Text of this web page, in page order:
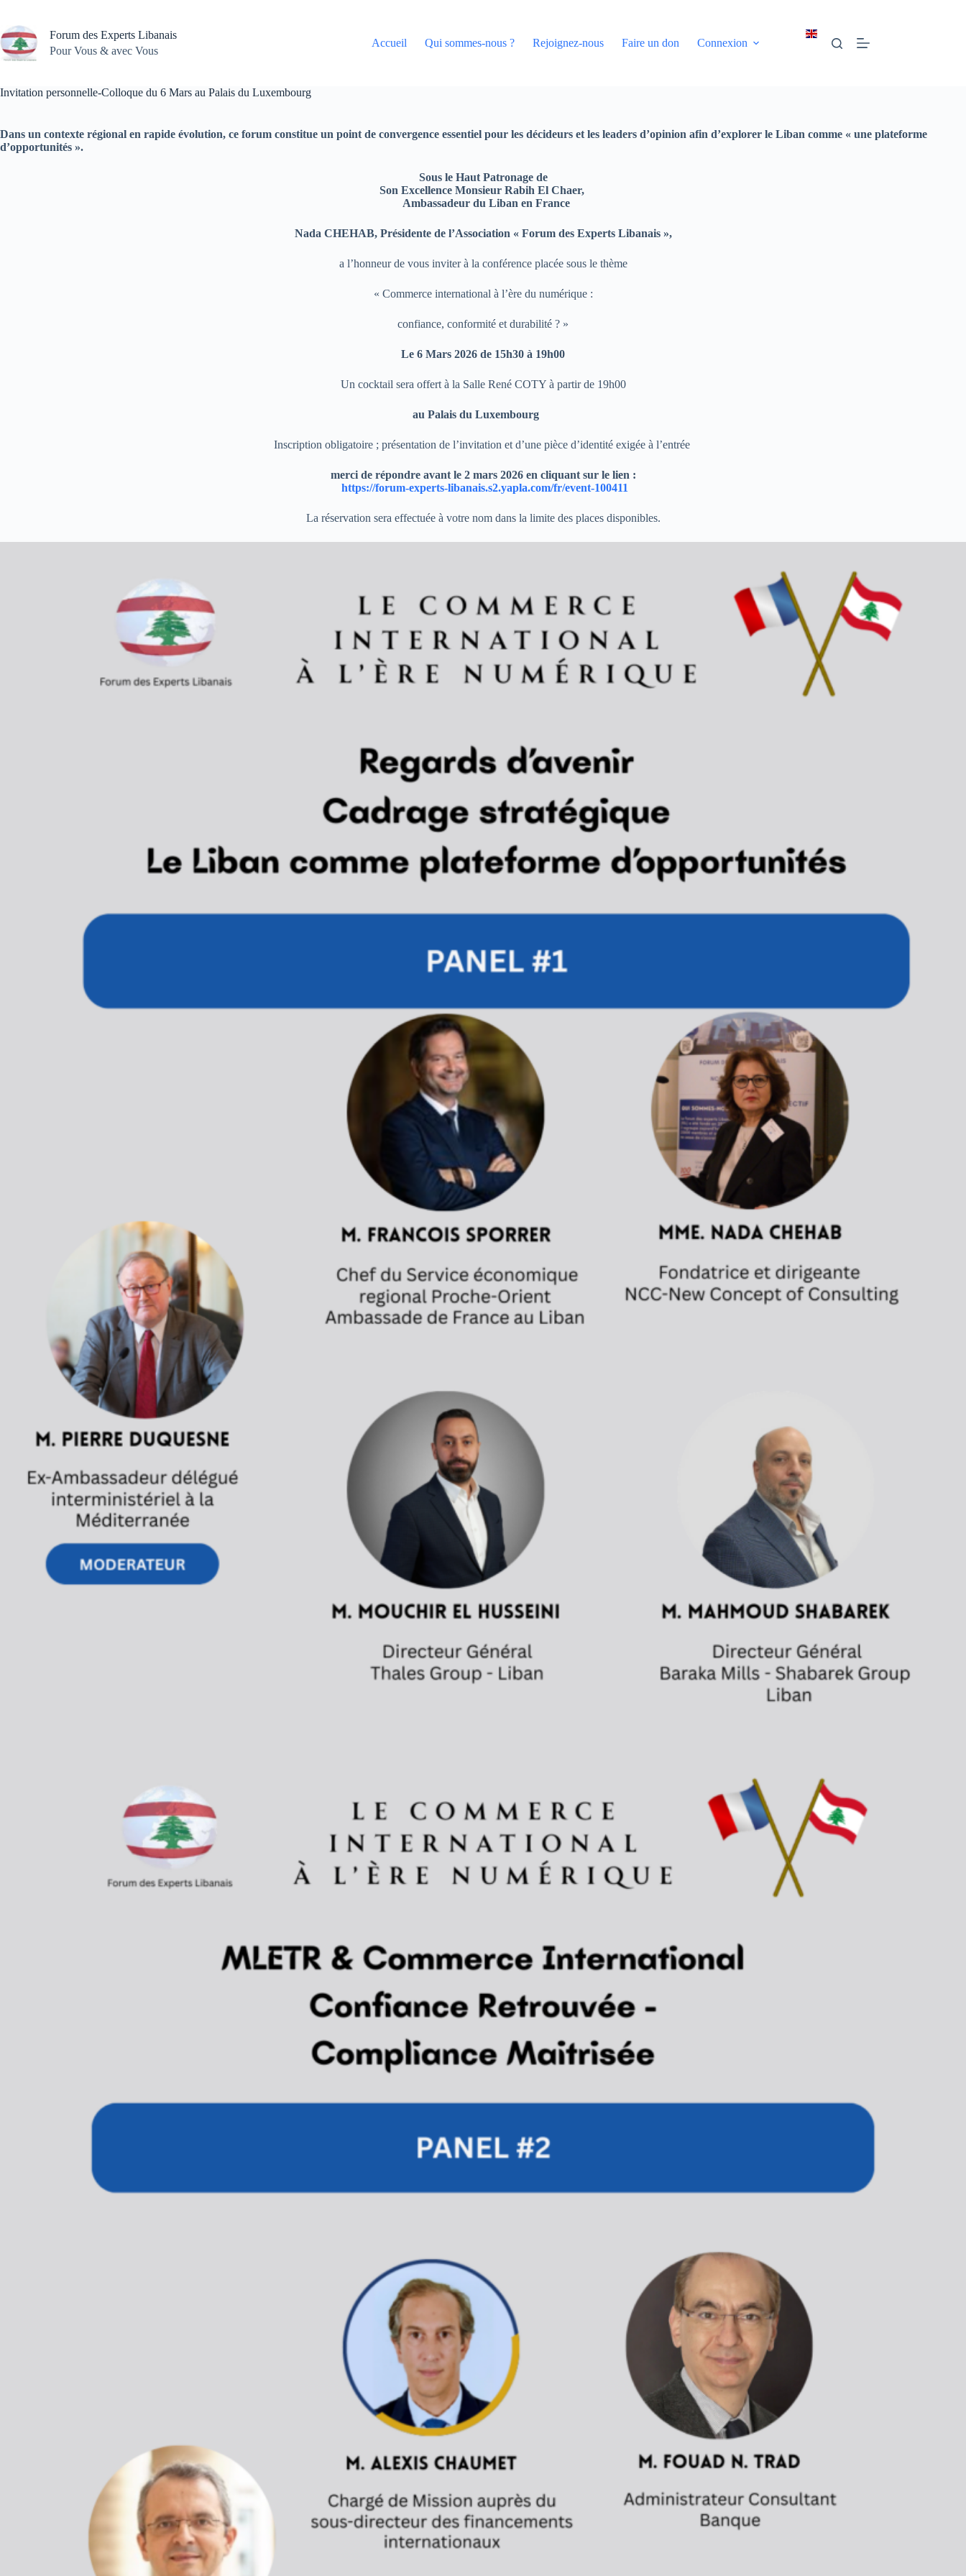
contenu
Forum des Experts Libanais
Pour Vous & avec Vous
Accueil Qui sommes-nous ? Rejoignez-nous Faire un don Connexion
Invitation personnelle-Colloque du 6 Mars au Palais du Luxembourg
Dans un contexte régional en rapide évolution, ce forum constitue un point de convergence essentiel pour les décideurs et les leaders d’opinion afin d’explorer le Liban comme « une plateforme
d’opportunités ».
Sous le Haut Patronage de
Son Excellence Monsieur Rabih El Chaer,
Ambassadeur du Liban en France
Nada CHEHAB, Présidente de l’Association « Forum des Experts Libanais »,
a l’honneur de vous inviter à la conférence placée sous le thème
« Commerce international à l’ère du numérique :
confiance, conformité et durabilité ? »
Le 6 Mars 2026 de 15h30 à 19h00
Un cocktail sera offert à la Salle René COTY à partir de 19h00
au Palais du Luxembourg
Inscription obligatoire ; présentation de l’invitation et d’une pièce d’identité exigée à l’entrée
merci de répondre avant le 2 mars 2026 en cliquant sur le lien :
https://forum-experts-libanais.s2.yapla.com/fr/event-100411
La réservation sera effectuée à votre nom dans la limite des places disponibles.